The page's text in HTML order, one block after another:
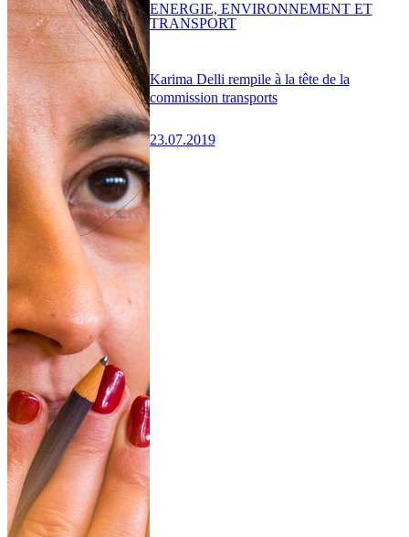
Karima Delli rempile à la tête de la
commission transports
23.07.2019
ENERGIE, ENVIRONNEMENT ET
TRANSPORT